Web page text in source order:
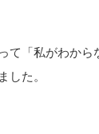
て「私がわから
した。